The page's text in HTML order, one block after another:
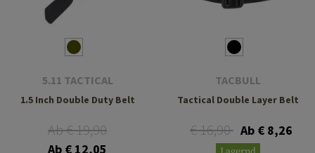
5.11 TACTICAL
1.5 Inch Double Duty Belt
Ab € 19,90
Ab € 12,05
TACBULL
Tactical Double Layer Belt
€ 16,90 Ab € 8,26